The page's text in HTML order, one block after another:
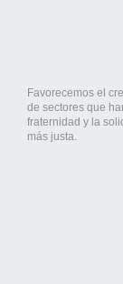
Favorecemos el
de sectores que
fraternidad y la
más justa.